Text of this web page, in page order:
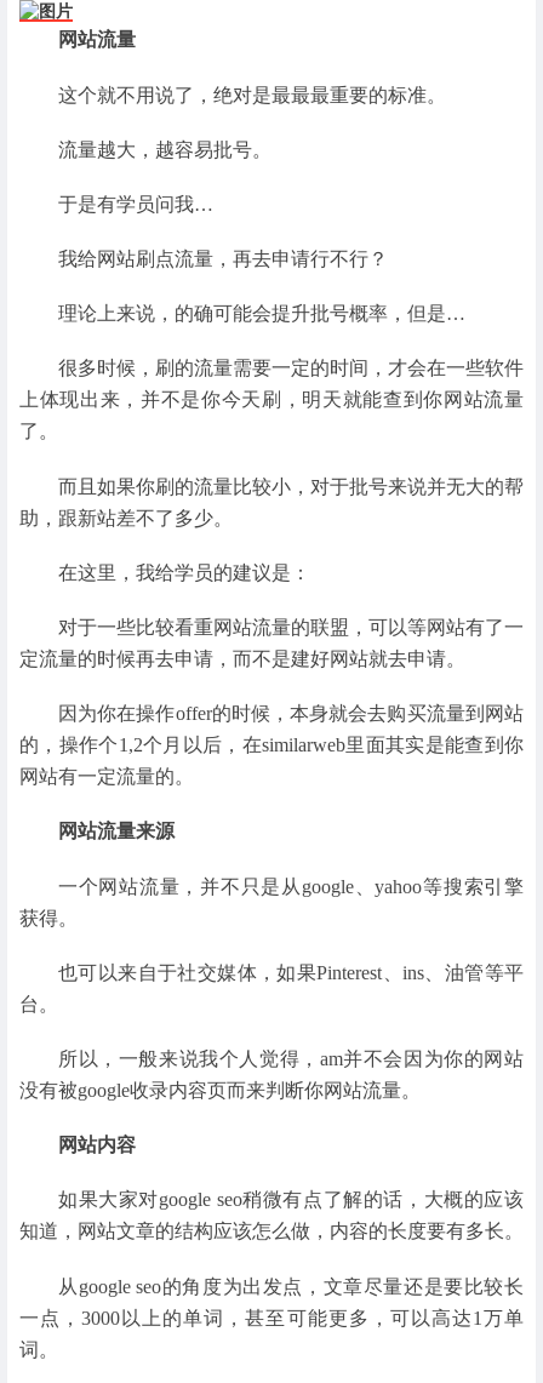
网站流量
这个就不用说了，绝对是最最最重要的标准。
流量越大，越容易批号。
于是有学员问我…
我给网站刷点流量，再去申请行不行？
理论上来说，的确可能会提升批号概率，但是…
很多时候，刷的流量需要一定的时间，才会在一些软件
上体现出来，并不是你今天刷，明天就能查到你网站流量
了。
而且如果你刷的流量比较小，对于批号来说并无大的帮
助，跟新站差不了多少。
在这里，我给学员的建议是：
对于一些比较看重网站流量的联盟，可以等网站有了一
定流量的时候再去申请，而不是建好网站就去申请。
因为你在操作offer的时候，本身就会去购买流量到网站
的，操作个1,2个月以后，在similarweb里面其实是能查到你
网站有一定流量的。
网站流量来源
一个网站流量，并不只是从google、yahoo等搜索引擎
获得。
也可以来自于社交媒体，如果Pinterest、ins、油管等平
台。
所以，一般来说我个人觉得，am并不会因为你的网站
没有被google收录内容页而来判断你网站流量。
网站内容
如果大家对google seo稍微有点了解的话，大概的应该
知道，网站文章的结构应该怎么做，内容的长度要有多长。
从google seo的角度为出发点，文章尽量还是要比较长
一点，3000以上的单词，甚至可能更多，可以高达1万单
词。